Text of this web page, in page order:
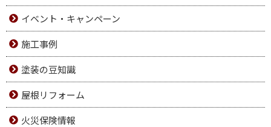
イベント・キャンペーン
施工事例
塗装の豆知識
屋根リフォーム
火災保険情報